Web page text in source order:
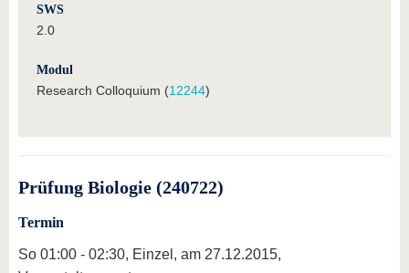
SWS
2.0
Modul
Research Colloquium (12244)
Prüfung Biologie (240722)
Termin
So 01:00 - 02:30, Einzel, am 27.12.2015,